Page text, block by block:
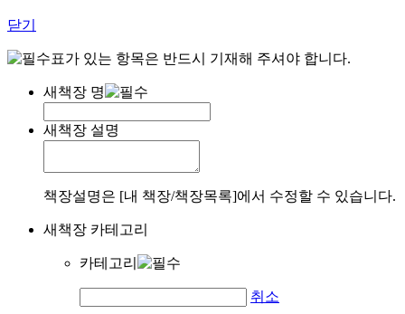
닫기
표가 있는 항목은 반드시 기재해 주셔야 합니다.
새책장 명
새책장 설명
책장설명은 [내 책장/책장목록]에서 수정할 수 있습니다.
새책장 카테고리
카테고리
취소